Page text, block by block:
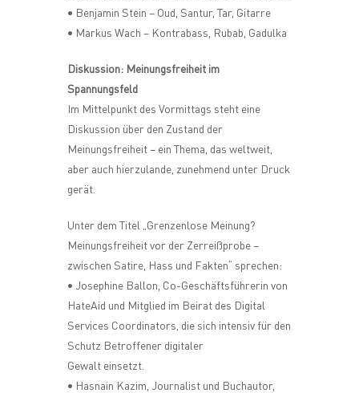
• Benjamin Stein – Oud, Santur, Tar, Gitarre
• Markus Wach – Kontrabass, Rubab, Gadulka
Diskussion: Meinungsfreiheit im
Spannungsfeld
Im Mittelpunkt des Vormittags steht eine
Diskussion über den Zustand der
Meinungsfreiheit – ein Thema, das weltweit,
aber auch hierzulande, zunehmend unter Druck
gerät.
Unter dem Titel „Grenzenlose Meinung?
Meinungsfreiheit vor der Zerreißprobe –
zwischen Satire, Hass und Fakten“ sprechen:
• Josephine Ballon, Co-Geschäftsführerin von
HateAid und Mitglied im Beirat des Digital
Services Coordinators, die sich intensiv für den
Schutz Betroffener digitaler
Gewalt einsetzt.
• Hasnain Kazim, Journalist und Buchautor,